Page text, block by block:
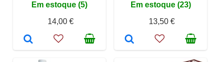
Em estoque (5)
14,00 €
Em estoque (23)
13,50 €